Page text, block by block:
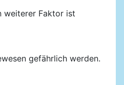
weiterer Faktor ist
gefährlich werden.